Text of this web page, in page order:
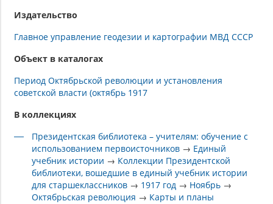
Издательство
Главное управление геодезии и картографии МВД СССР
Объект в каталогах
Период Октябрьской революции и установления
советской власти (октябрь 1917
В коллекциях
Президентская библиотека – учителям: обучение с
использованием первоисточников → Единый
учебник истории → Коллекции Президентской
библиотеки, вошедшие в единый учебник истории
для старшеклассников → 1917 год → Ноябрь →
Октябрьская революция → Карты и планы